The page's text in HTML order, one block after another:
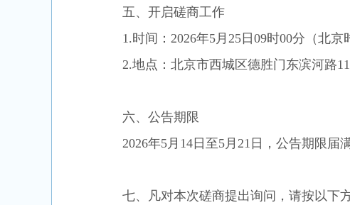
五、 开启磋商工作
1.时间：2026年5月 25 日 09时00分（北京
2.地点：北京市西城区德胜门东滨河路
六、公告期限
2026年5月 14 日 至5月21日 ，公告期限届
七、凡对本次磋商提出询问，请按以下